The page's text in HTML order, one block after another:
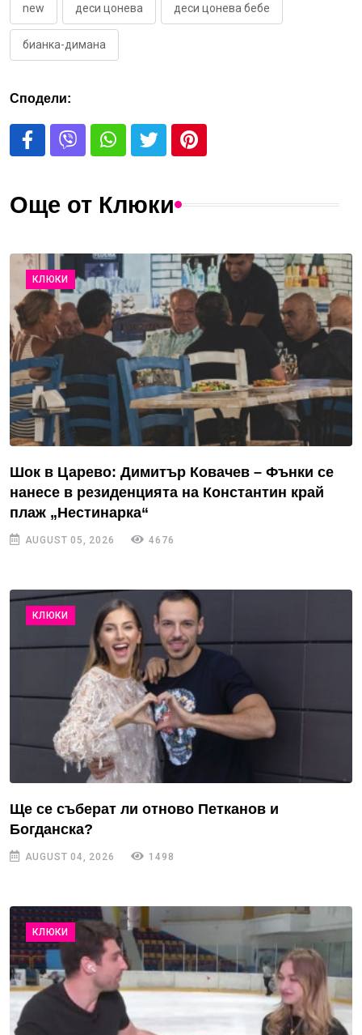
new деси цонева деси цонева бебе
бианка-димана
Сподели:
Още от Клюки
КЛЮКИ
Шок в Царево: Димитър Ковачев – Фънки се
нанесе в резиденцията на Константин край
плаж „Нестинарка“
AUGUST 05, 2026 4676
КЛЮКИ
Ще се съберат ли отново Петканов и
Богданска?
AUGUST 04, 2026 1498
КЛЮКИ